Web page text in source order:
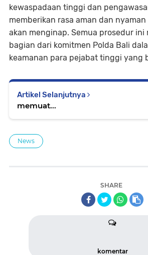
kewaspadaan tinggi dan
memberikan rasa aman dan
akan menginap. Semua prosedur ini
bagian dari komitmen Polda Bali
keamanan para pejabat tinggi yang
Artikel Selanjutnya
memuat...
News
SHARE
komentar